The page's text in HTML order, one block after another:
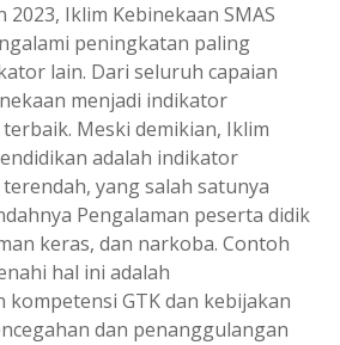
Iklim Kebinekaan SMAS
peningkatan paling
lain. Dari seluruh capaian
menjadi indikator
Meski demikian, Iklim
adalah indikator
yang salah satunya
Pengalaman peserta didik
keras, dan narkoba. Contoh
hal ini adalah
GTK dan kebijakan
dan penanggulangan